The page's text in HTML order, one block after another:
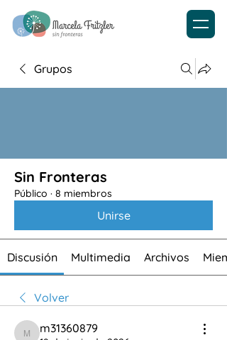
Grupos
Sin Fronteras
Público · 8 miembros
Unirse
Discusión Multimedia Archivos
Volver
m31360879